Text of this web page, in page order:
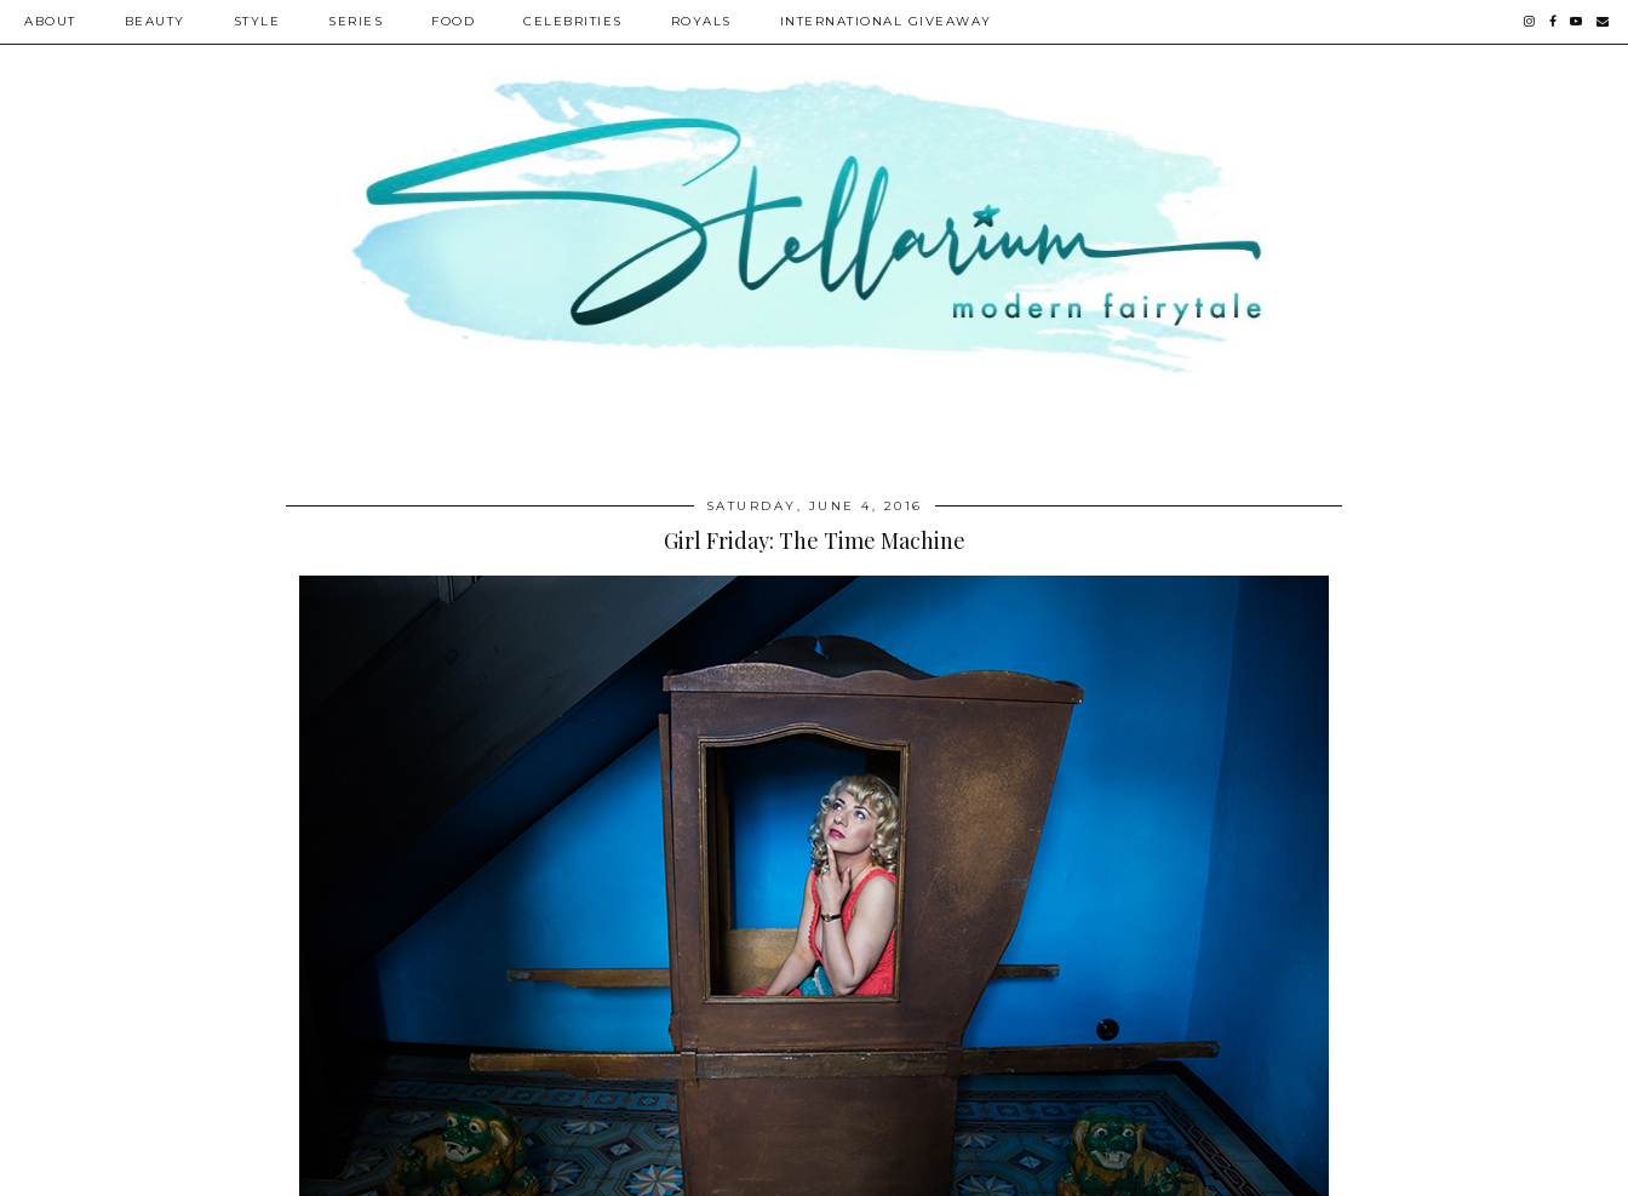
ABOUT BEAUTY STYLE SERIES FOOD CELEBRITIES ROYALS INTERNATIONAL GIVEAWAY
SATURDAY, JUNE 4, 2016
Girl Friday: The Time Machine